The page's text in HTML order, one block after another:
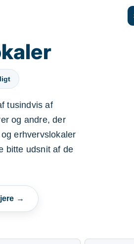
tusindvis af
og andre, der
erhvervslokaler
bitte udsnit af de
→